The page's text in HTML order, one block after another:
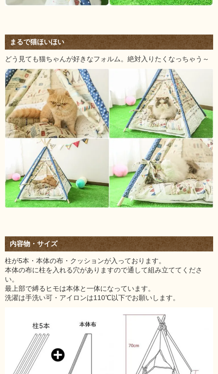
まるで猫ほいほい
どう見ても猫ちゃんが好きなフォルム。絶対入りたくなっちゃう～
内容物・サイズ
柱が5本・本体の布・クッションが入っております。
本体の布に柱を入れる穴がありますので通して組み立ててくださ
い。
最上部で縛るヒモは本体と一体になっています。
洗濯は手洗い可・アイロンは110℃以下でお願いします。